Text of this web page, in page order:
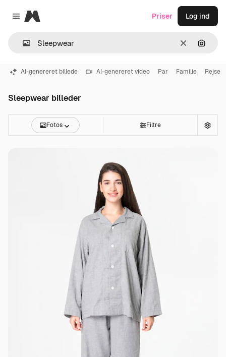
Close menu
Magnific
Klar Søg
Priser Log ind
AI-genereret billede AI-genereret video Par Familie Rejse
Sleepwear billeder
Fotos Filtre